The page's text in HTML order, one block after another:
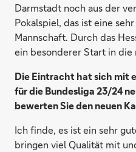
Darmstadt noch aus der
Pokalspiel, das ist eine
Mannschaft. Durch das
ein besonderer Start in die
Die Eintracht hat sich mit
für die Bundesliga 23/24
bewerten Sie den neuen
Ich finde, es ist ein sehr
bringen viel Qualität mit